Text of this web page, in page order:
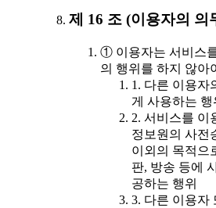
제 16 조 (이용자의 의
① 이용자는 서비스
의 행위를 하지 않아
1. 다른 이용자
게 사용하는 행
2. 서비스를 이
정보원의 사전
이외의 목적으
판, 방송 등에
공하는 행위
3. 다른 이용자